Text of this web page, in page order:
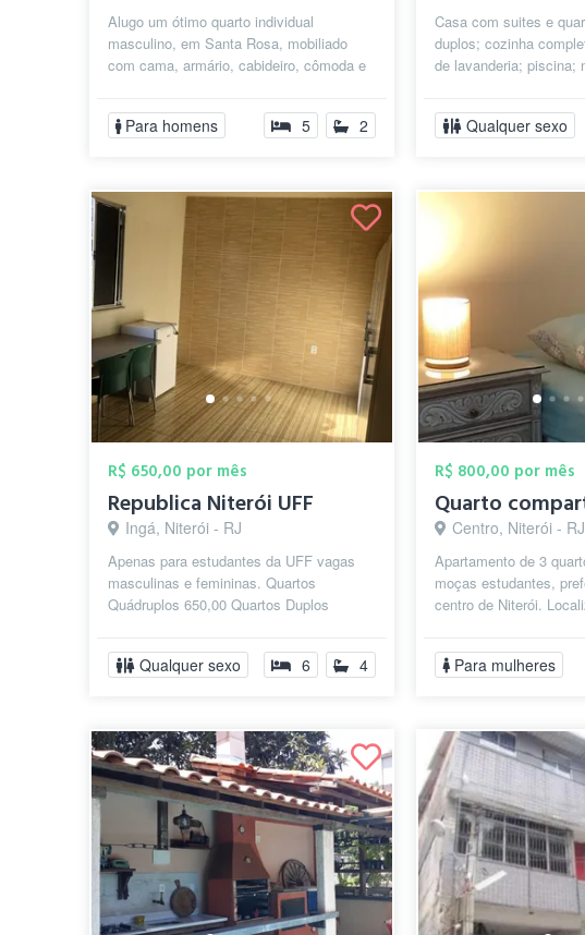
Alugo um ótimo quarto individual
masculino, em Santa Rosa, mobiliado
com cama, armário, cabideiro, cômoda e
um...
Para homens 5 2
Casa com suites e
duplos; cozinha
de lavanderia; piscina;
Qualquer sexo
R$ 650,00 por mês
Republica Niterói UFF
Ingá, Niterói - RJ
Apenas para estudantes da UFF vagas
masculinas e femininas. Quartos
Quádruplos 650,00 Quartos Duplos
Pagar e Morar...
Qualquer sexo 6 4
R$ 800,00 por mês
Centro, Niterói - RJ
Apartamento de 3
moças estudantes,
centro de Niterói.
Para mulheres